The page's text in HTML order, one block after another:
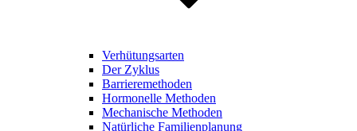
Verhütungsarten
Der Zyklus
Barrieremethoden
Hormonelle Methoden
Mechanische Methoden
Natürliche Familienplanung